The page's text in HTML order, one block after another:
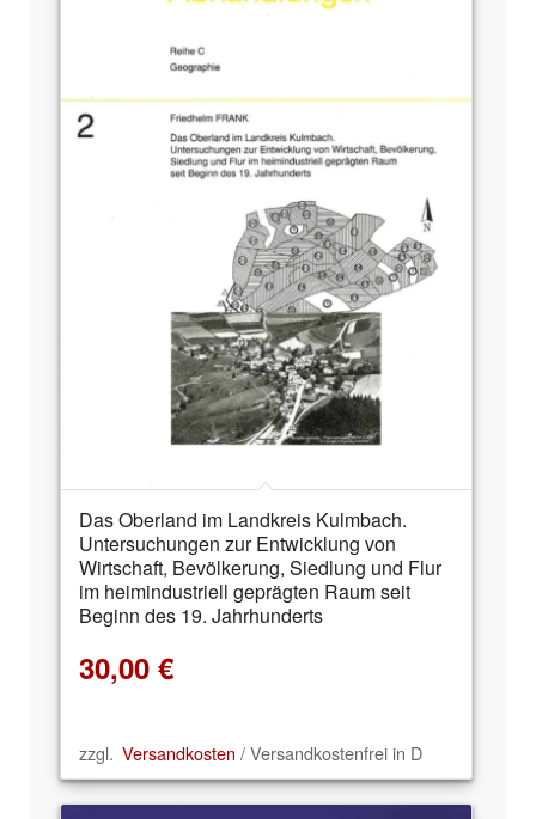
Das Oberland im Landkreis Kulmbach.
Untersuchungen zur Entwicklung von
Wirtschaft, Bevölkerung, Siedlung und Flur
im heimindustriell geprägten Raum seit
Beginn des 19. Jahrhunderts
30,00 €
zzgl. Versandkosten / Versandkostenfrei in D